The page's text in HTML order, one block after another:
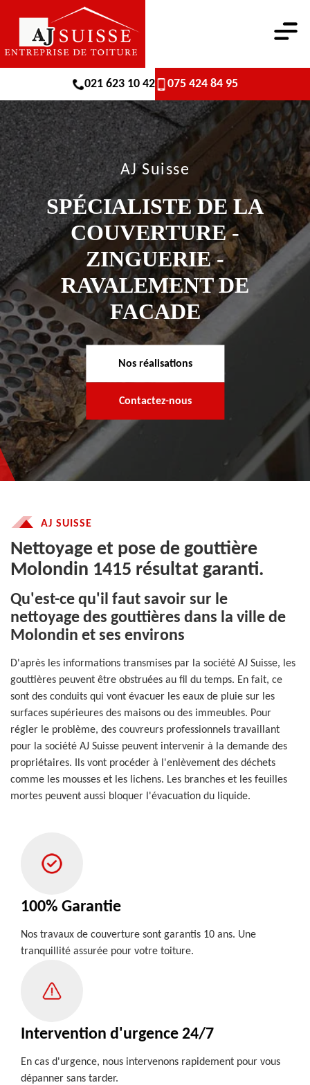
021 623 10 42 075 424 84 95
AJ Suisse
SPÉCIALISTE DE LA
COUVERTURE -
ZINGUERIE -
RAVALEMENT DE
FACADE
Nos réalisations
Contactez-nous
AJ SUISSE
Nettoyage et pose de gouttière
Molondin 1415 résultat garanti.
Qu'est-ce qu'il faut savoir sur le
nettoyage des gouttières dans la ville de
Molondin et ses environs
D'après les informations transmises par la société AJ Suisse, les
gouttières peuvent être obstruées au fil du temps. En fait, ce
sont des conduits qui vont évacuer les eaux de pluie sur les
surfaces supérieures des maisons ou des immeubles. Pour
régler le problème, des couvreurs professionnels travaillant
pour la société AJ Suisse peuvent intervenir à la demande des
propriétaires. Ils vont procéder à l'enlèvement des déchets
comme les mousses et les lichens. Les branches et les feuilles
mortes peuvent aussi bloquer l'évacuation du liquide.
100% Garantie
Nos travaux de couverture sont garantis 10 ans. Une
tranquillité assurée pour votre toiture.
Intervention d'urgence 24/7
En cas d'urgence, nous intervenons rapidement pour vous
dépanner sans tarder.